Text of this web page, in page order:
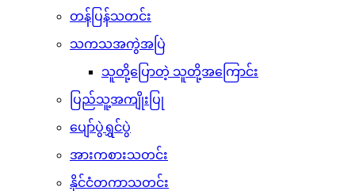
တန်ပြန်သတင်း
သကသအကွဲအပြဲ
သူတို့ပြောတဲ့ သူတို့အကြောင်း
ပြည်သူ့အကျိုးပြု
ပျော်ပွဲရွှင်ပွဲ
အားကစားသတင်း
နိုင်ငံတကာသတင်း